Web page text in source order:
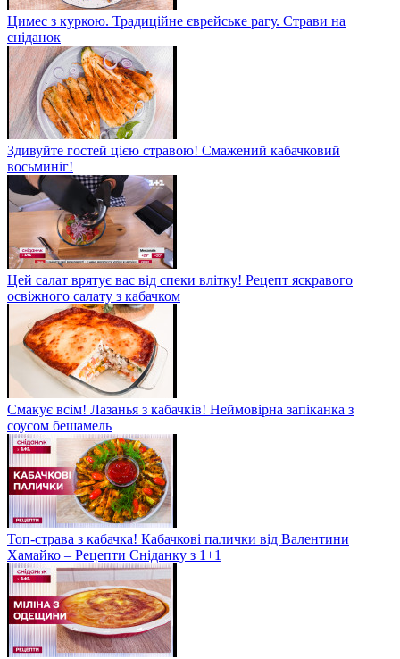
Цимес з куркою. Традиційне єврейське рагу. Страви на
сніданок
Здивуйте гостей цією стравою! Смажений кабачковий
восьминіг!
Цей салат врятує вас від спеки влітку! Рецепт яскравого
освіжного салату з кабачком
Смакує всім! Лазанья з кабачків! Неймовірна запіканка з
соусом бешамель
Топ-страва з кабачка! Кабачкові палички від Валентини
Хамайко – Рецепти Сніданку з 1+1